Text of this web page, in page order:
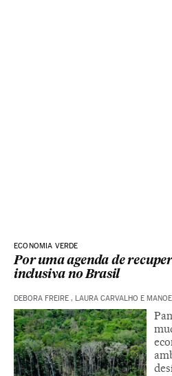
ECONOMIA VERDE
Por uma agenda de
inclusiva no Brasil
DEBORA FREIRE , LAURA CARVALHO E